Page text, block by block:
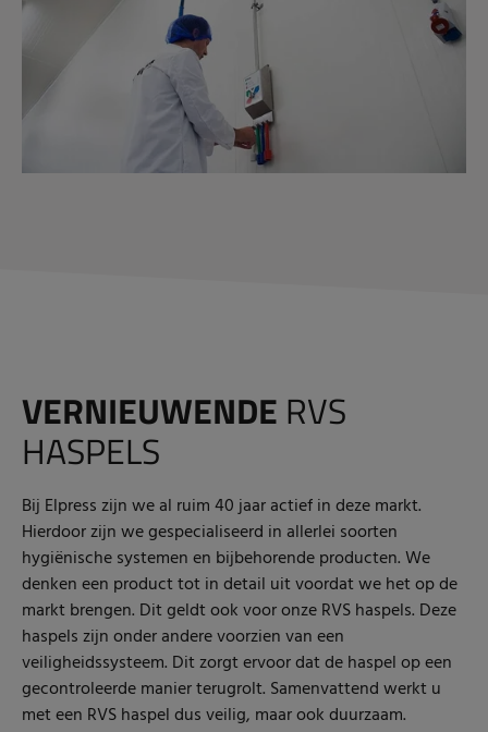
VERNIEUWENDE RVS
HASPELS
Bij Elpress zijn we al ruim 40 jaar actief in deze markt.
Hierdoor zijn we gespecialiseerd in allerlei soorten
hygiënische systemen en bijbehorende producten. We
denken een product tot in detail uit voordat we het op de
markt brengen. Dit geldt ook voor onze RVS haspels. Deze
haspels zijn onder andere voorzien van een
veiligheidssysteem. Dit zorgt ervoor dat de haspel op een
gecontroleerde manier terugrolt. Samenvattend werkt u
met een RVS haspel dus veilig, maar ook duurzaam.